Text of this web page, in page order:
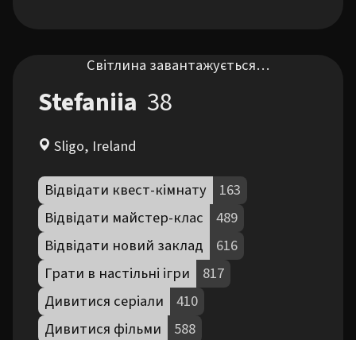
Світлина завантажується…
Stefaniia 38
Sligo, Ireland
Відвідати квест-кімнату
163
Відвідати майстер-клас
489
Відвідати новий заклад
616
Грати в настільні ігри
817
Дивитися серіали
410
Дивитися фільми
588